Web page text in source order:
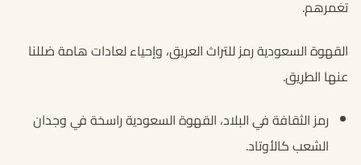
تغمرهم.
القهوة السعودية رمز للتراث العريق، وإحياء لعادات هامة ضللنا
عنها الطريق.
رمز الثقافة في البلاد، القهوة السعودية راسخة في وجدان
الشعب كالأوتاد.